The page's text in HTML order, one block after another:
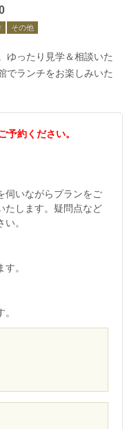
その他
ゆったり見学＆相談いた
でランチをお楽しみいた
予約ください。
伺いながらプランをご
たします。疑問点など
。
。